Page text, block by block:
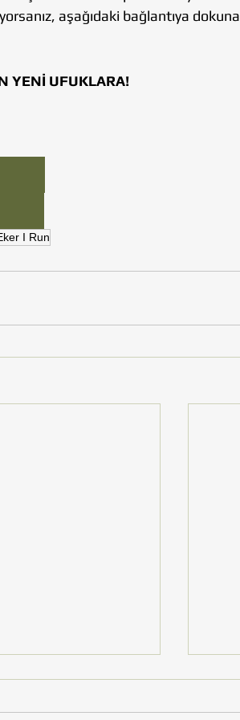
aşağıdaki bağlantıya
YENİ UFUKLARA!
I Run